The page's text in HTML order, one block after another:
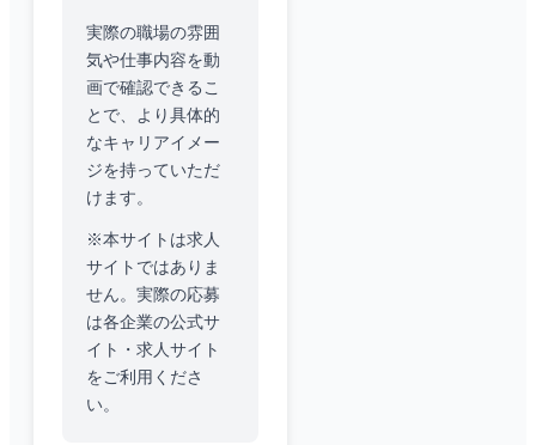
実際の職場の雰囲
気や仕事内容を動
画で確認できるこ
とで、より具体的
なキャリアイメー
ジを持っていただ
けます。
※本サイトは求人
サイトではありま
せん。実際の応募
は各企業の公式サ
イト・求人サイト
をご利用くださ
い。